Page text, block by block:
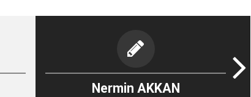
Nermin AKKAN